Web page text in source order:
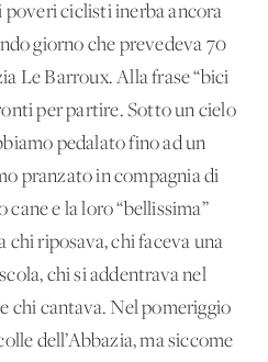
poveri ciclisti inerba ancora
giorno che prevedeva 70
Le Barroux. Alla frase “bici
per partire. Sotto un cielo
pedalato fino ad un
pranzato in compagnia di
e la loro “bellissima”
chi riposava, chi faceva una
chi si addentrava nel
chi cantava. Nel pomeriggio
dell’Abbazia, ma siccome